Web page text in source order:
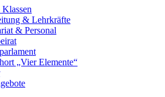
& Lehr­kräf­te
& Per­so­nal
„Vier Ele­men­te“